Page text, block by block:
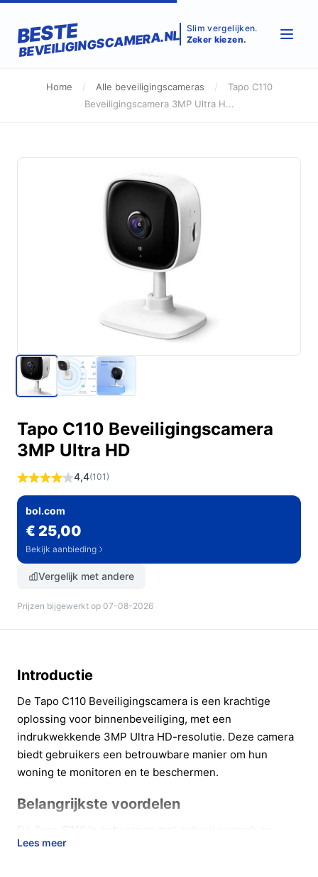
BESTE
BEVEILIGINGSCAMERA.NL Slim vergelijken.
Zeker kiezen.
Home / Alle beveiligingscameras /
Tapo C110
Beveiligingscamera 3MP Ultra H...
Tapo C110 Beveiligingscamera
3MP Ultra HD
4,4(101)
bol.com
€ 25,00
Bekijk aanbieding
Vergelijk met andere
Prijzen bijgewerkt op 07-08-2026
Introductie
De Tapo C110 Beveiligingscamera is een krachtige
oplossing voor binnenbeveiliging, met een
indrukwekkende 3MP Ultra HD-resolutie. Deze camera
biedt gebruikers een betrouwbare manier om hun
woning te monitoren en te beschermen.
Belangrijkste voordelen
veiligheid in gedachten, waardoor het een ideale keuze
Lees meer